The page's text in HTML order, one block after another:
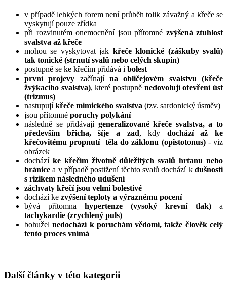
v případě lehkých forem není průběh tolik závažný a křeče se
vyskytují pouze zřídka
při rozvinutém onemocnění jsou přítomné zvýšená ztuhlost
svalstva až křeče
mohou se vyskytovat jak křeče klonické (záškuby svalů)
tak tonické (strnutí svalů nebo celých skupin)
postupně se ke křečím přidává i bolest
první projevy začínajína obličejovém svalstvu (křeče
žvýkacího svalstva), které postupně nedovolují otevření úst
(trizmus)
nastupujíkřeče mimického svalstva (tzv. sardonický úsměv)
jsou přítomné poruchy polykání
následně se přidávajígeneralizované křeče svalstva, a to
především břicha, šíje a zad, kdy dochází až ke
křečovitému propnutí těla do záklonu (opistotonus) - viz
obrázek
docházíke křečím životně důležitých svalů hrtanu nebo
bránice a v případě postižení těchto svalů dochází k dušnosti
s rizikem následného udušení
záchvaty křečí jsou velmi bolestivé
dochází ke zvýšení teploty a výraznému pocení
bývá přítomna hypertenze (vysoký krevní tlak) a
tachykardie (zrychlený puls)
bohuželnedochází k poruchám vědomí, takže člověk celý
tento proces vnímá
Další články v této kategorii